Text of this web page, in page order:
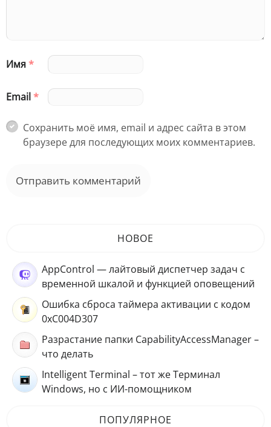
Имя*
Email*
Сохранить моё имя, email и адрес сайта в этом
браузере для последующих моих комментариев.
НОВОЕ
AppControl — лайтовый диспетчер задач с
временной шкалой и функцией оповещений
Ошибка сброса таймера активации с кодом
0xC004D307
Разрастание папки CapabilityAccessManager –
что делать
Intelligent Terminal – тот же Терминал
Windows, но с ИИ-помощником
ПОПУЛЯРНОЕ